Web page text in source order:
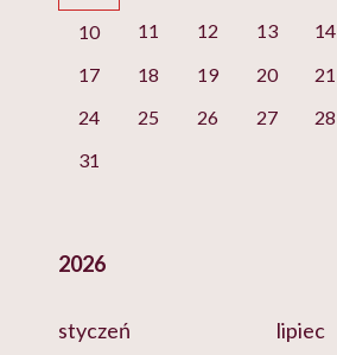
10
11 12 13 14
17
18 19 20 21
24
25 26 27 28
31
2026
styczeń
lipiec